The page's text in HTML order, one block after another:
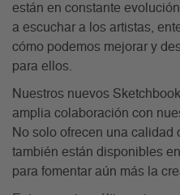
están en constante
a escuchar a los artistas,
cómo podemos mejorar y
para ellos.
Nuestros nuevos
amplia colaboración con
No solo ofrecen una calidad
también están disponibles
para fomentar aún más la